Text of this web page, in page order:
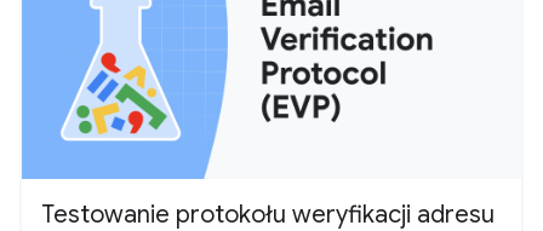
Testowanie protokołu weryfikacji adresu